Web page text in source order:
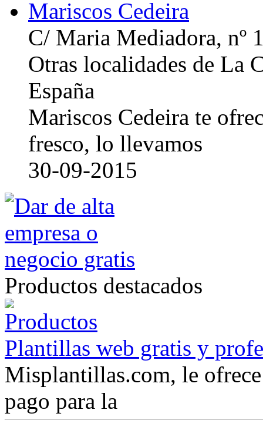
Mariscos Cedeira
C/ Maria Mediadora, nº
Otras localidades de La
España
Mariscos Cedeira te
fresco, lo llevamos
30-09-2015
Productos destacados
Plantillas web gratis y
Misplantillas.com, le
pago para la